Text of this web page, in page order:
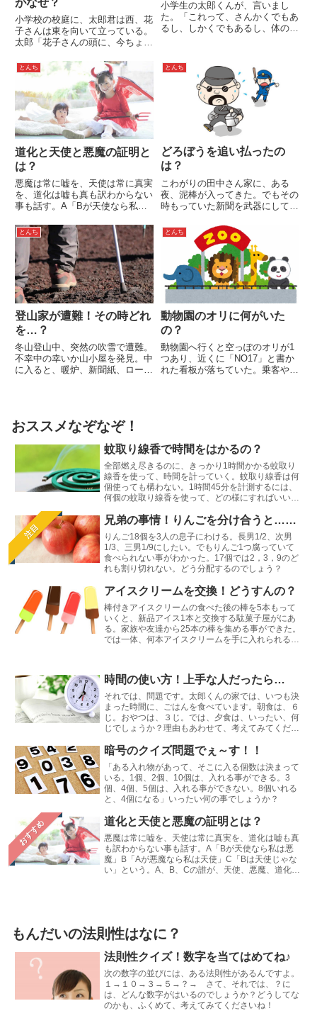
小学校の校庭に、太郎君は西、花
子さんは東を向いて立っている。
太郎「花子さんの頭に、今ちょう
など持っていない。なぜ太郎くん
は花子さんの状態がわかったので
しょうか？
小学生の太郎くんが、言いまし
た。「これって、さんかくでもあ
るし、しかくでもあるし、体の一
れって、いったい、なんなんでし
ょうか？
とんち
道化と天使と悪魔の証明と
は？
悪魔は常に嘘を、天使は常に真実
を、道化は嘘も真も訳わからない
事も話す。A「Bが天使なら私は
使」C「Bは天使じゃない」とい
う。A、B、Cの誰が、天使、悪
魔、道化でしょう
とんち
どろぼうを追い払ったの
は？
こわがりの田中さん家に、ある
夜、泥棒が入ってきた。でもその
時もっていた新聞を武器にして、
た。普段、こわがりの田中さん
が、なぜ、その時は、勝つことが
できたのでしょうか？
とんち
登山家が遭難！その時どれ
を…？
冬山登山中、突然の吹雪で遭難。
不幸中の幸いか山小屋を発見。中
に入ると、暖炉、新聞紙、ローソ
とんち
動物園のオリに何がいた
の？
動物園へ行くと空っぽのオリが1
つあり、近くに「NO17」と書か
れた看板が落ちていた。乗客や運
おススメなぞなぞ！
蚊取り線香で時間をはかるの？
全部燃え尽きるのに、きっかり1時間かかる蚊取り
線香を使って、時間を計っていく。蚊取り線香は何
個使っても構わない。1時間45分を計測するには、
何個の蚊取り線香を使って、どの様にすればいいで
注目
兄弟の事情！りんごを分け合うと……
りんご18個を3人の息子にわける。長男1/2、次男
1/3、三男1/9にしたい。でもりんご1つ腐っていて
食べられない事がわかった。17個では2，3，9のど
れも割り切れない。どう分配するのでしょう？
アイスクリームを交換！どうすんの？
棒付きアイスクリームの食べた後の棒を5本もって
いくと、新品アイス1本と交換する駄菓子屋がにあ
る。家族や友達から25本の棒を集める事ができた。
では一体、何本アイスクリームを手に入れられるだ
時間の使い方！上手な人だったら…
それでは、問題です。太郎くんの家では、いつも決
まった時間に、ごはんを食べています。朝食は、６
じ。おやつは、３じ。では、夕食は、いったい、何
じでしょうか？理由もあわせて、考えてみてくださ
暗号のクイズ問題でぇ～す！！
「ある入れ物があって、そこに入る個数は決まって
いる。1個、2個、10個は、入れる事ができる。3
個、4個、5個は、入れる事ができない。8個いれる
と、4個になる」いったい何の事でしょうか？
おすすめ 道化と天使と悪魔の証明とは？
悪魔は常に嘘を、天使は常に真実を、道化は嘘も真
も訳わからない事も話す。A「Bが天使なら私は悪
魔」B「Aが悪魔なら私は天使」C「Bは天使じゃな
い」という。A、B、Cの誰が、天使、悪魔、道化で
もんだいの法則性はなに？
法則性クイズ！数字を当てはめてね♪
次の数字の並びには、ある法則性があるんですよ。
１→１０→３→５→？→ さて、それでは、？に
は、どんな数字がはいるのでしょうか？どうしてな
のかも、ふくめて、考えてみてくださいね！